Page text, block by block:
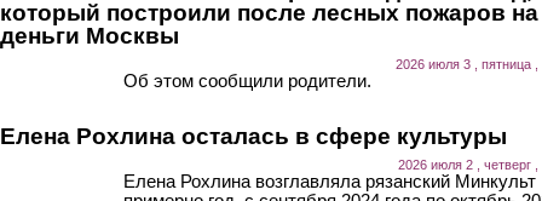
который построили после лесных пожаров на
деньги Москвы
2026 июля 3 , пятница ,
Об этом сообщили родители.
Елена Рохлина осталась в сфере культуры
2026 июля 2 , четверг ,
Елена Рохлина возглавляла рязанский Минкульт